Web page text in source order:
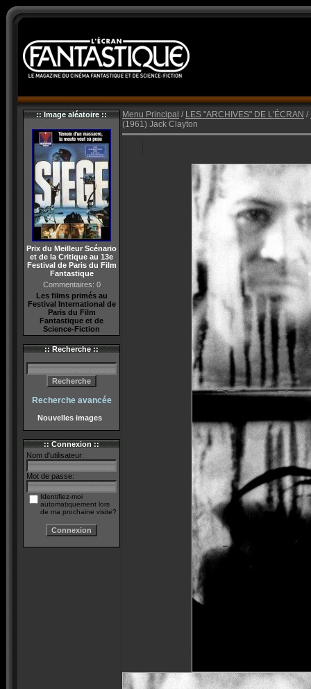
:: Image aléatoire ::
Prix du Meilleur Scénario
et de la Critique au 13e
Festival de Paris du Film
Fantastique
Commentaires: 0
Les films primés au
Festival International de
Paris du Film
Fantastique et de
Science-Fiction
:: Recherche ::
Recherche avancée
Nouvelles images
:: Connexion ::
Nom d'utilisateur:
Mot de passe:
Identifiez-moi
automatiquement lors
de ma prochaine visite?
Menu Principal / LES "ARCHIVES" DE L'ÉCRAN /
(1961) Jack Clayton